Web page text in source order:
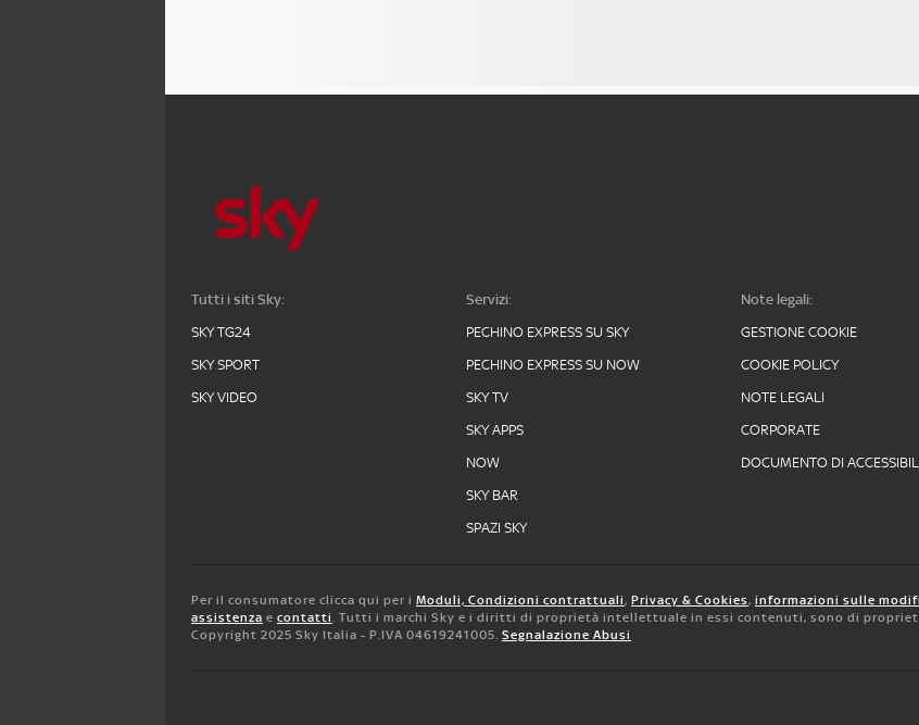
Tutti i siti Sky:
SKY TG24
SKY SPORT
SKY VIDEO
Servizi:
PECHINO EXPRESS SU SKY
PECHINO EXPRESS SU NOW
SKY TV
SKY APPS
NOW
SKY BAR
SPAZI SKY
Note legali:
GESTIONE COOKIE
COOKIE POLICY
NOTE LEGALI
CORPORATE
DOCUMENTO DI
Per il consumatore clicca qui per i Moduli, Condizioni contrattuali, Privacy & Cookies, informazioni sulle
assistenza e contatti. Tutti i marchi Sky e i diritti di proprietà intellettuale in essi contenuti, sono di
Copyright 2025 Sky Italia - P.IVA 04619241005. Segnalazione Abusi